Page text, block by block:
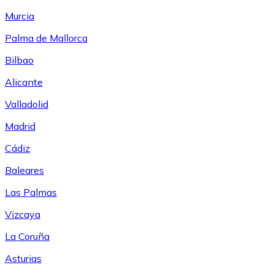
Murcia
Palma de Mallorca
Bilbao
Alicante
Valladolid
Madrid
Cádiz
Baleares
Las Palmas
Vizcaya
La Coruña
Asturias